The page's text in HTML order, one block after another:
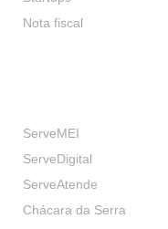
Nota fiscal
ServeMEI
ServeDigital
ServeAtende
Chácara da Serra